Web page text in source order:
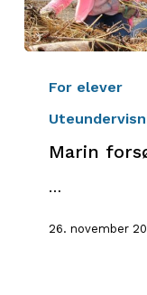
forsøpling
For elever
Marin
…
26. november